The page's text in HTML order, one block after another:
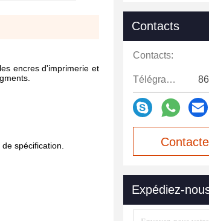
encres d'imprimerie et
spécification.
Contacts
Contacts:
Télégramme:
Expédiez-